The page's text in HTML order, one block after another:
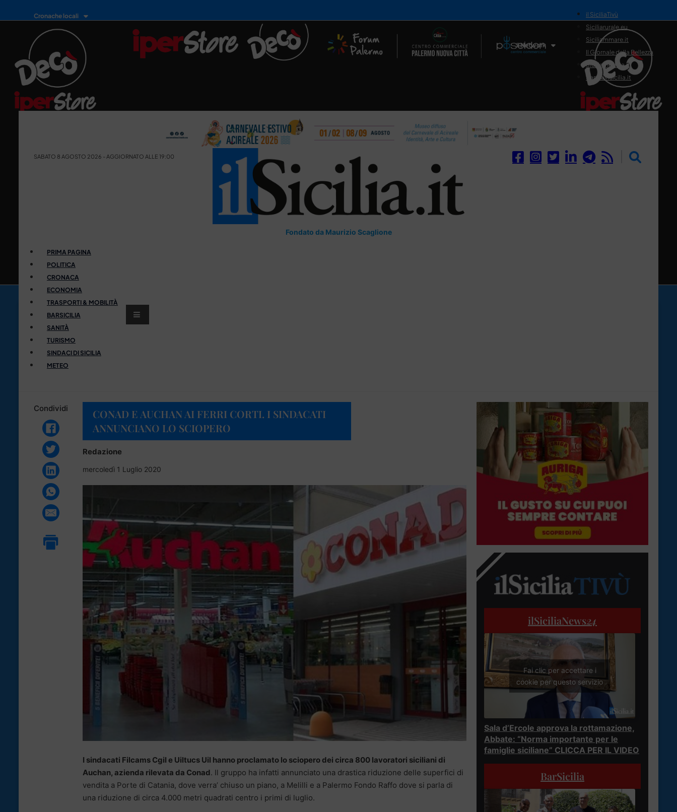
Cronache locali
Il Network
il SiciliaTivù
Siciliarurale.eu
Siciliammare.it
Il Giornale della Bellezza
Siciliamedica.it
Sanitainsicilia.it
SABATO 8 AGOSTO 2026 - AGGIORNATO ALLE 19:00
Fondato da Maurizio Scaglione
PRIMA PAGINA
POLITICA
CRONACA
ECONOMIA
TRASPORTI & MOBILITÀ
BARSICILIA
SANITÀ
TURISMO
SINDACI DI SICILIA
METEO
Condividi
CONAD E AUCHAN AI FERRI CORTI. I SINDACATI
ANNUNCIANO LO SCIOPERO
Redazione
mercoledì 1 Luglio 2020
I sindacati Filcams Cgil e Uiltucs Uil hanno proclamato lo sciopero dei circa 800 lavoratori siciliani di
Auchan, azienda rilevata da Conad. Il gruppo ha infatti annunciato una drastica riduzione delle superfici di
vendita a Porte di Catania, dove verra’ chiuso un piano, a Melilli e a Palermo Fondo Raffo dove si parla di
una riduzione di circa 4.000 metri quadrati centro i primi di luglio.
ilSiciliaNews24
Fai clic per accettare i
cookie per questo servizio
Sala d’Ercole approva la rottamazione,
Abbate: “Norma importante per le
famiglie siciliane” CLICCA PER IL VIDEO
BarSicilia